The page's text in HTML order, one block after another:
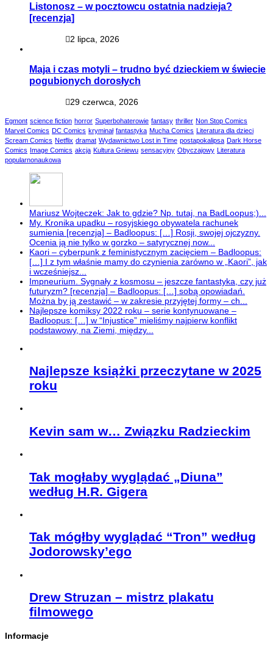
Listonosz – w pocztowcu ostatnia nadzieja?
[recenzja]
2 lipca, 2026
Maja i czas motyli – trudno być dzieckiem w świecie
pogubionych dorosłych
29 czerwca, 2026
Egmont science fiction horror Superbohaterowie fantasy thriller Non Stop Comics
Marvel Comics DC Comics kryminał fantastyka Mucha Comics Literatura dla dzieci
Scream Comics Netflix dramat Wydawnictwo Lost in Time postapokalipsa Dark Horse
Comics Image Comics akcja Kultura Gniewu sensacyjny Obyczajowy Literatura
popularnonaukowa
Mariusz Wojteczek: Jak to gdzie? Np. tutaj, na BadLoopus;)...
My. Kronika upadku – rosyjskiego obywatela rachunek
sumienia [recenzja] – Badloopus: […] Rosji, swojej ojczyzny.
Ocenia ją nie tylko w gorzko – satyrycznej now...
Kaori – cyberpunk z feministycznym zacięciem – Badloopus:
[…] I z tym właśnie mamy do czynienia zarówno w „Kaori”, jak
i wcześniejsz...
Impneurium. Sygnały z kosmosu – jeszcze fantastyka, czy już
futuryzm? [recenzja] – Badloopus: […] sobą opowiadań.
Można by ją zestawić – w zakresie przyjętej formy – ch...
Najlepsze komiksy 2022 roku – serie kontynuowane –
Badloopus: […] w “Injustice” mieliśmy najpierw konflikt
podstawowy, na Ziemi, między...
Najlepsze książki przeczytane w 2025
roku
Kevin sam w… Związku Radzieckim
Tak mogłaby wyglądać „Diuna”
według H.R. Gigera
Tak mógłby wyglądać “Tron” według
Jodorowsky’ego
Drew Struzan – mistrz plakatu
filmowego
Informacje